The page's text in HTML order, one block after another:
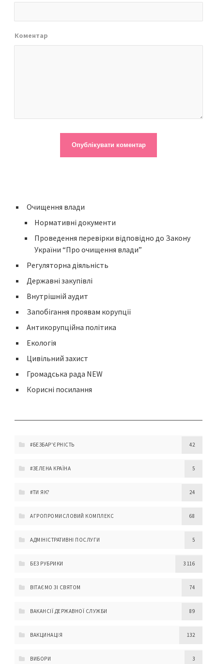
Коментар
Очищення влади
Нормативні документи
Проведення перевірки відповідно до Закону
України “Про очищення влади”
Регуляторна діяльність
Державні закупівлі
Внутрішній аудит
Запобігання проявам корупції
Антикорупційна політика
Екологія
Цивільний захист
Громадська рада NEW
Корисні посилання
#БЕЗБАР'ЄРНІСТЬ 42
#ЗЕЛЕНА КРАЇНА 5
#ТИ ЯК? 24
АГРОПРОМИСЛОВИЙ КОМПЛЕКС 68
АДМІНІСТРАТИВНІ ПОСЛУГИ 5
БЕЗ РУБРИКИ 3 116
ВІТАЄМО ЗІ СВЯТОМ 74
ВАКАНСІЇ ДЕРЖАВНОЇ СЛУЖБИ 89
ВАКЦИНАЦІЯ 132
ВИБОРИ 3